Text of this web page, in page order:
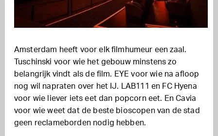
Amsterdam heeft voor elk filmhumeur een zaal.
Tuschinski voor wie het gebouw minstens zo
belangrijk vindt als de film. EYE voor wie na afloop
nog wil napraten over het IJ. LAB111 en FC Hyena
voor wie liever iets eet dan popcorn eet. En Cavia
voor wie weet dat de beste bioscopen van de stad
geen reclameborden nodig hebben.